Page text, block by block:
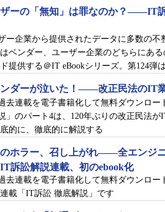
ーの「無知」は罪なのか？――IT
ー企業から提供されたデータに多数の
ベンダー、ユーザー企業のどちらにあ
提供する＠IT eBookシリーズ。第124弾
ダーが泣いた！――改正民法のIT
去連載を電子書籍化して無料ダウンロ
」のパート4は、120年ぶりの改正民法
的に、徹底的に解説する
ホラー、召し上がれ――全エンジ
訴訟解説連載、初のebook化
去連載を電子書籍化して無料ダウンロ
載「IT訴訟 徹底解説」です